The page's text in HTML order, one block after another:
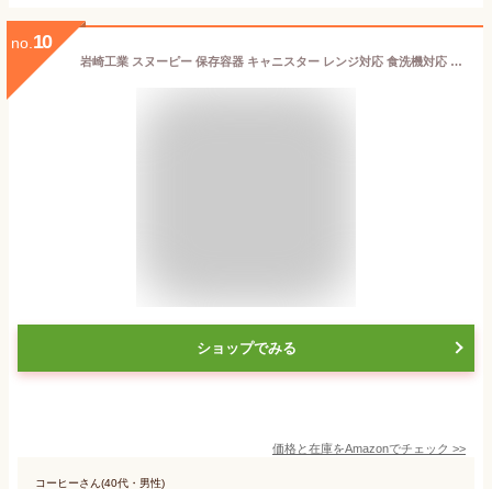
no. 10
岩崎工業 スヌーピー 保存容器 キャニスター レンジ対応 食洗機対応 アウトドア 250ml 日本製 B-2270 NC
ショップでみる
価格と在庫をAmazonでチェック >>
コーヒーさん(40代・男性)